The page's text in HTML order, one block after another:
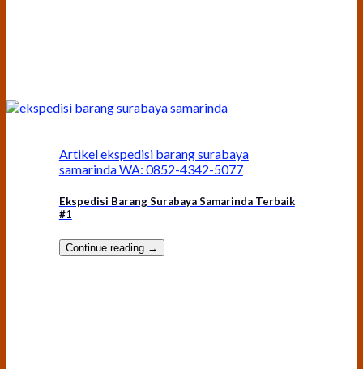
Artikel ekspedisi barang surabaya
samarinda WA: 0852-4342-5077
Ekspedisi Barang Surabaya Samarinda Terbaik
#1
Continue reading →